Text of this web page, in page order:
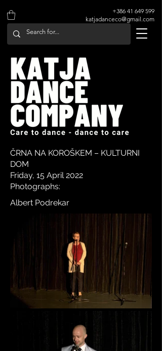
katjadanceco@gmail.com
+386 41 649 599
ČRNA NA KOROŠKEM – KULTURNI
DOM
Friday, 15 April 2022
Photographs:
Albert Podrekar